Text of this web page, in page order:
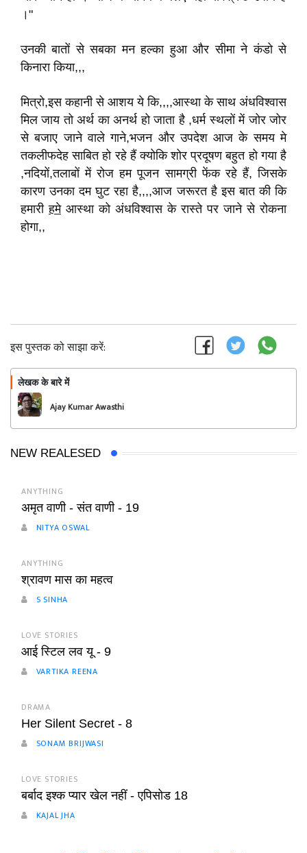
।"
उनकी बातों से सबका मन हल्का हुआ और सीमा ने कंडो से
किनारा किया,,,
मित्रो,इस कहानी से आशय ये कि,,,,आस्था के साथ अंधविश्वास
मिल जाय तो अर्थ का अनर्थ हो जाता है ,धर्म स्थलों में जोर जोर
से बजाए जाने वाले गाने,भजन और उपदेश आज के समय मे
तकलीफदेह साबित हो रहे हैं क्योकि शोर प्रदूषण बहुत हो गया है
,नदियों,तलाबों में रोज हम पूजन सामग्री फेंक रहे हैं, जिसके
कारण उनका दम घुट रहा है,,,,आज जरूरत है इस बात की कि
हमारीहमेआस्था को अंधविश्वास के रास्ते पर जाने से रोकना
होगा,,
इस पुस्तक को साझा करें:
लेखक के बारे में
Ajay Kumar Awasthi
NEW REALESED
ANYTHING
अमृत वाणी - संत वाणी - 19
NITYA OSWAL
ANYTHING
श्रावण मास का महत्व
S SINHA
LOVE STORIES
आई स्टिल लव यू - 9
VARTIKA REENA
DRAMA
Her Silent Secret - 8
SONAM BRIJWASI
LOVE STORIES
बर्बाद इश्क प्यार खेल नहीं - एपिसोड 18
KAJAL JHA